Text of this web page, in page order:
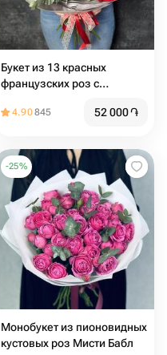
Букет из 13 красных
французских роз с
4.90845 52 000֏
-25%
Монобукет из пионовидных
кустовых роз Мисти Бабл